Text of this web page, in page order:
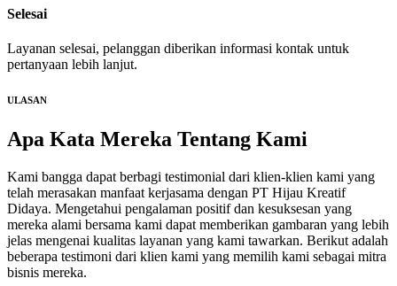
Selesai
Layanan selesai, pelanggan diberikan informasi kontak untuk
pertanyaan lebih lanjut.
ULASAN
Apa Kata Mereka Tentang Kami
Kami bangga dapat berbagi testimonial dari klien-klien kami yang
telah merasakan manfaat kerjasama dengan PT Hijau Kreatif
Didaya. Mengetahui pengalaman positif dan kesuksesan yang
mereka alami bersama kami dapat memberikan gambaran yang lebih
jelas mengenai kualitas layanan yang kami tawarkan. Berikut adalah
beberapa testimoni dari klien kami yang memilih kami sebagai mitra
bisnis mereka.